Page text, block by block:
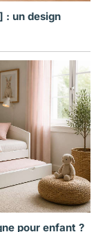
: un design
pour enfant ?